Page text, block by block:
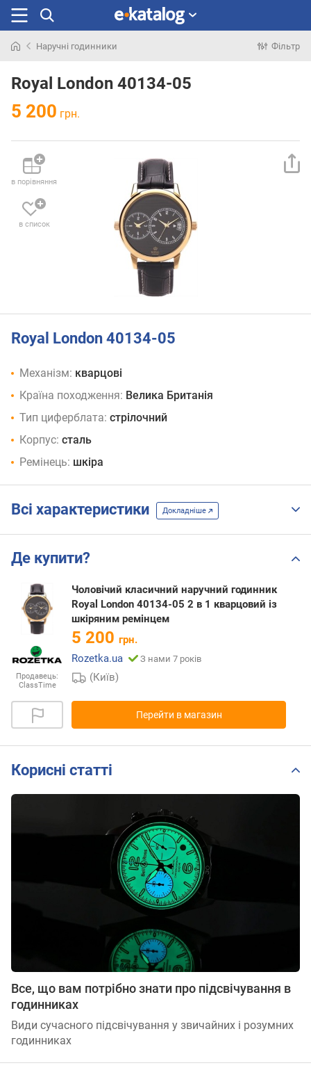
раніше
Наручні годинники Фільтр
Royal London 40134-05
5 200 грн.
в порівняння
в список
Royal London 40134-05
Механізм: кварцові
Країна походження: Велика Британія
Тип циферблата: стрілочний
Корпус: сталь
Ремінець: шкіра
Всі характеристики Докладніше
Де купити?
Продавець:
ClassTime
Чоловічий класичний наручний годинник
Royal London 40134-05 2 в 1 кварцовий із
шкіряним ремінцем
5 200 грн.
Rozetka.ua
З нами 7 років
(Київ)
Перейти в магазин
Корисні статті
Все, що вам потрібно знати про підсвічування в
годинниках
Види сучасного підсвічування у звичайних і розумних
годинниках